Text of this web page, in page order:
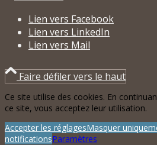
Lien vers Facebook
Lien vers LinkedIn
Lien vers Mail
Faire défiler vers le haut
Ce site utilise des cookies. En
ce site, vous acceptez leur utilisation.
Accepter les réglagesMasquer
notificationsParamètres